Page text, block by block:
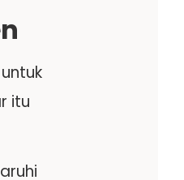
itu